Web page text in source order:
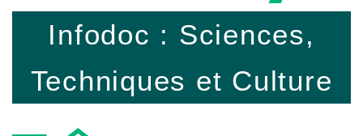
Infodoc : Sciences,
Techniques et Culture